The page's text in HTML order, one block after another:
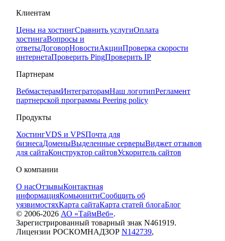
Клиентам
Цены на хостингСравнить услугиОплата
хостингаВопросы и
ответыДоговорНовостиАкцииПроверка скорости
интернетаПроверить PingПроверить IP
Партнерам
ВебмастерамИнтеграторамНаш логотипРегламент
партнерской программы Peering policy
Продукты
ХостингVDS и VPSПочта для
бизнесаДоменыВыделенные серверыВиджет отзывов
для сайтаКонструктор сайтовУскоритель сайтов
О компании
О насОтзывыКонтактная
информацияКомьюнитиСообщить об
уязвимостяхКарта сайтаКарта статей блогаБлог
© 2006-2026 АО «ТаймВеб».
Зарегистрированный товарный знак N461919.
Лицензии РОСКОМНАДЗОР N142739,